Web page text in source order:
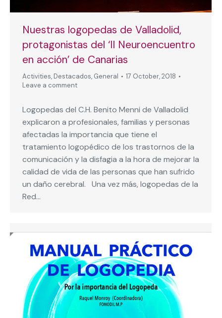
Nuestras logopedas de Valladolid,
protagonistas del ‘II Neuroencuentro
en acción’ de Canarias
Activities, Destacados, General
17 October, 2018
Leave a comment
Logopedas del C.H. Benito Menni de Valladolid
explicaron a profesionales, familias y personas
afectadas la importancia que tiene el
tratamiento logopédico de los trastornos de la
comunicación y la disfagia a la hora de mejorar la
calidad de vida de las personas que han sufrido
un daño cerebral. Una vez más, logopedas de la
Red…